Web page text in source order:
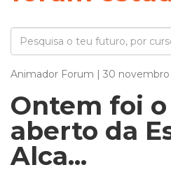
Animador Forum | 30 novembro
Ontem foi
aberto da
Alca...